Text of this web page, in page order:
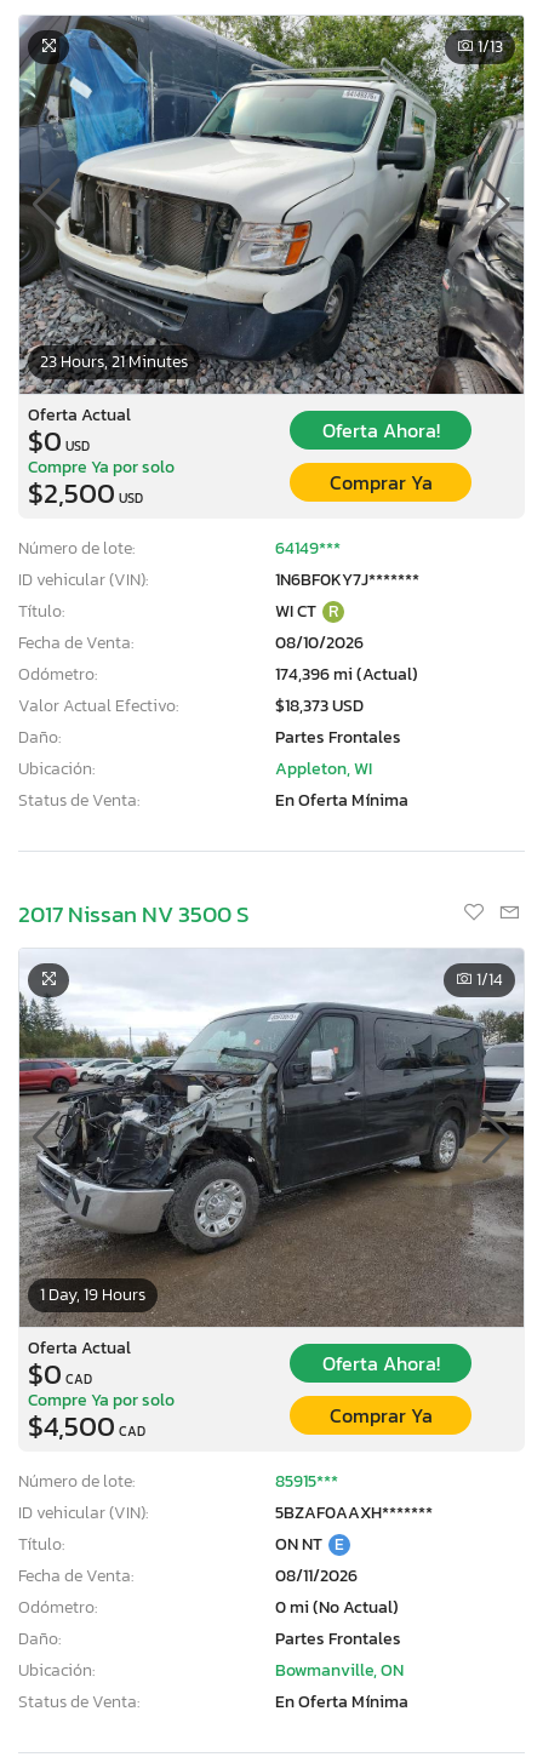
23 Hours, 21 Minutes
1/13
Oferta Actual
$0 USD
Oferta Ahora!
Compre Ya por solo
$2,500 USD
Comprar Ya
Número de lote:
64149***
ID vehicular (VIN):
1N6BF0KY7J*******
Título:
WI CT R
Fecha de Venta:
08/10/2026
Odómetro:
174,396 mi (Actual)
Valor Actual Efectivo:
$18,373 USD
Daño:
Partes Frontales
Ubicación:
Appleton, WI
Status de Venta:
En Oferta Mínima
2017 Nissan NV 3500 S
1 Day, 19 Hours
1/14
Oferta Actual
$0 CAD
Oferta Ahora!
Compre Ya por solo
$4,500 CAD
Comprar Ya
Número de lote:
85915***
ID vehicular (VIN):
5BZAF0AAXH*******
Título:
ON NT E
Fecha de Venta:
08/11/2026
Odómetro:
0 mi (No Actual)
Daño:
Partes Frontales
Ubicación:
Bowmanville, ON
Status de Venta:
En Oferta Mínima